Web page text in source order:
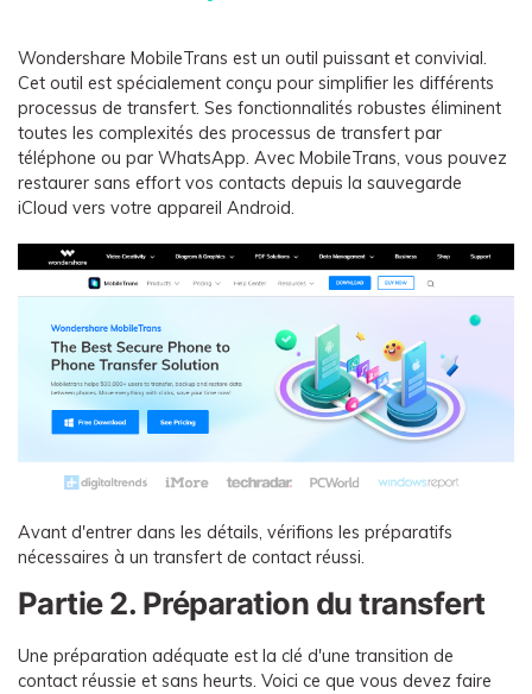
Wondershare MobileTrans est un outil puissant et convivial.
Cet outil est spécialement conçu pour simplifier les différents
processus de transfert. Ses fonctionnalités robustes éliminent
toutes les complexités des processus de transfert par
téléphone ou par WhatsApp. Avec MobileTrans, vous pouvez
restaurer sans effort vos contacts depuis la sauvegarde
iCloud vers votre appareil Android.
Avant d'entrer dans les détails, vérifions les préparatifs
nécessaires à un transfert de contact réussi.
Partie 2. Préparation du transfert
Une préparation adéquate est la clé d'une transition de
contact réussie et sans heurts. Voici ce que vous devez faire